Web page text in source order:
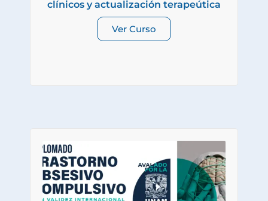
clínicos y actualización terapeútica
Ver Curso